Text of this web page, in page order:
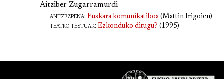
Aitziber Zugarramurdi
antzezpena: Euskara komunikatiboa(Mattin Irigoien)
teatro testuak: Ezkonduko ditugu? (1995)